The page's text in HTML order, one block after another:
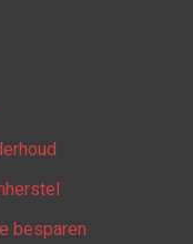
besparen